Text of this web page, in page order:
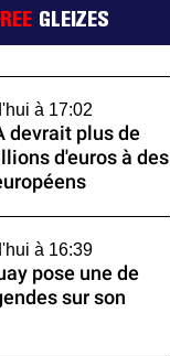
GLEIZES
à 17:02
devrait plus de
d'euros à des
à 16:39
pose une de
sur son